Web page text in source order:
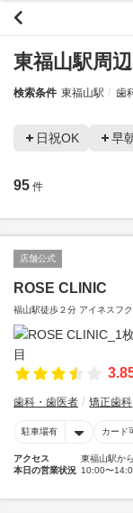
東福山駅周
検索条件 東福山駅 歯
日祝OK 早
95 件
店舗公式
ROSE CLINIC
福山駅徒歩２分 アイネスフ
歯科・歯医者 矯正歯科
駐車場有 カード
アクセス
東福山駅か
本日の営業状況 10:00〜